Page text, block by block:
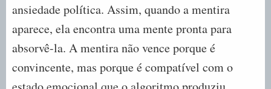
ansiedade política. Assim, quando a mentira
aparece, ela encontra uma mente pronta para
absorvê-la. A mentira não vence porque é
convincente, mas porque é compatível com o